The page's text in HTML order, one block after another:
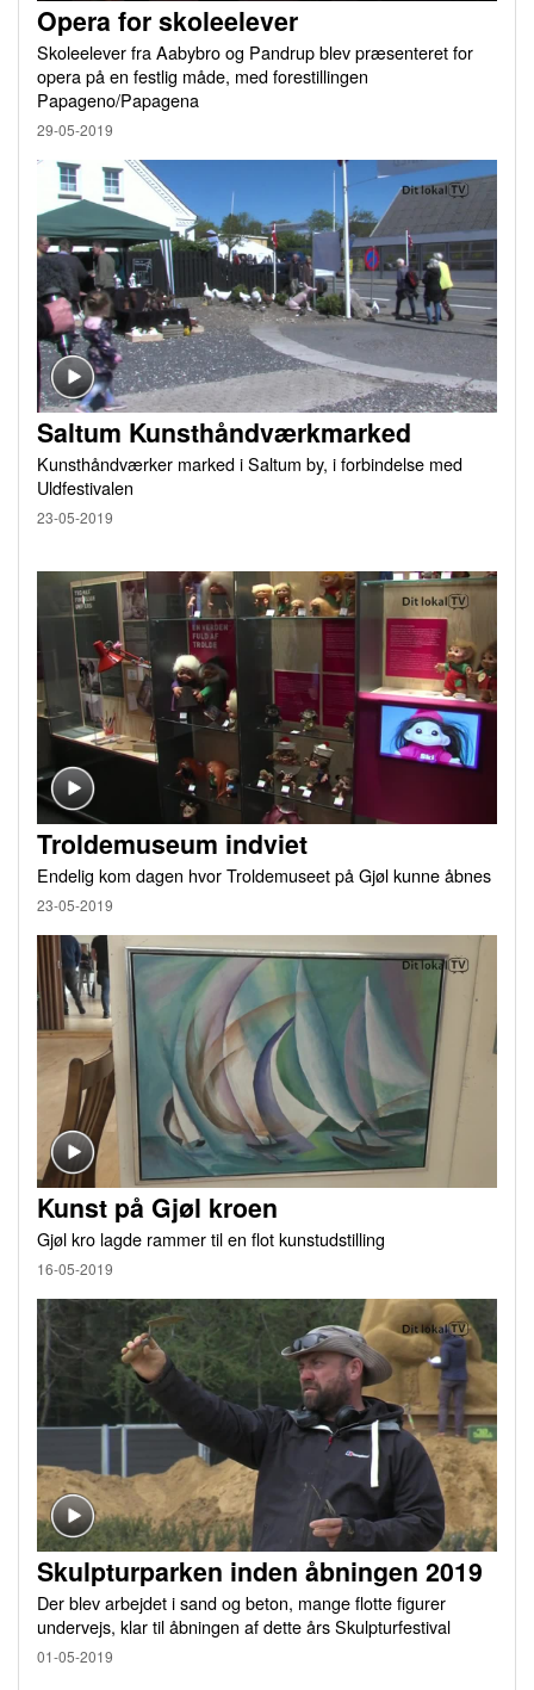
Opera for skoleelever
Skoleelever fra Aabybro og Pandrup blev præsenteret for
opera på en festlig måde, med forestillingen
Papageno/Papagena
29-05-2019
Saltum Kunsthåndværkmarked
Kunsthåndværker marked i Saltum by, i forbindelse med
Uldfestivalen
23-05-2019
Troldemuseum indviet
Endelig kom dagen hvor Troldemuseet på Gjøl kunne åbnes
23-05-2019
Kunst på Gjøl kroen
Gjøl kro lagde rammer til en flot kunstudstilling
16-05-2019
Skulpturparken inden åbningen 2019
Der blev arbejdet i sand og beton, mange flotte figurer
undervejs, klar til åbningen af dette års Skulpturfestival
01-05-2019